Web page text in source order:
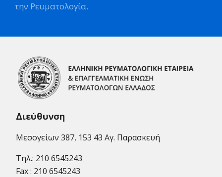
την Ρευματολογία.
Διεύθυνση
Μεσογείων 387, 153 43 Αγ. Παρασκευή
Τηλ.: 210 6545243
Fax : 210 6545243